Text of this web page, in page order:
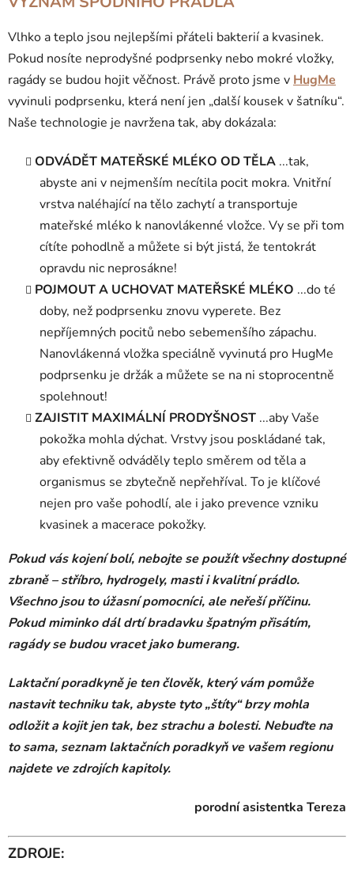
Vlhko a teplo jsou nejlepšími přáteli bakterií a kvasinek.
Pokud nosíte neprodyšné podprsenky nebo mokré vložky,
ragády se budou hojit věčnost. Právě proto jsme v HugMe
vyvinuli podprsenku, která není jen „další kousek v šatníku“.
Naše technologie je navržena tak, aby dokázala:
ODVÁDĚT MATEŘSKÉ MLÉKO OD TĚLA ...tak,
abyste ani v nejmenším necítila pocit mokra. Vnitřní
vrstva naléhající na tělo zachytí a transportuje
mateřské mléko k nanovlákenné vložce. Vy se při tom
cítíte pohodlně a můžete si být jistá, že tentokrát
opravdu nic neprosákne!
POJMOUT A UCHOVAT MATEŘSKÉ MLÉKO ...do té
doby, než podprsenku znovu vyperete. Bez
nepříjemných pocitů nebo sebemenšího zápachu.
Nanovlákenná vložka speciálně vyvinutá pro HugMe
podprsenku je držák a můžete se na ni stoprocentně
spolehnout!
ZAJISTIT MAXIMÁLNÍ PRODYŠNOST ...aby Vaše
pokožka mohla dýchat. Vrstvy jsou poskládané tak,
aby efektivně odváděly teplo směrem od těla a
organismus se zbytečně nepřehříval. To je klíčové
nejen pro vaše pohodlí, ale i jako prevence vzniku
kvasinek a macerace pokožky.
Pokud vás kojení bolí, nebojte se použít všechny dostupné
zbraně – stříbro, hydrogely, masti i kvalitní prádlo.
Všechno jsou to úžasní pomocníci, ale neřeší příčinu.
Pokud miminko dál drtí bradavku špatným přisátím,
ragády se budou vracet jako bumerang.
Laktační poradkyně je ten člověk, který vám pomůže
nastavit techniku tak, abyste tyto „štíty“ brzy mohla
odložit a kojit jen tak, bez strachu a bolesti. Nebuďte na
to sama, seznam laktačních poradkyň ve vašem regionu
najdete ve zdrojích kapitoly.
porodní asistentka Tereza
ZDROJE: